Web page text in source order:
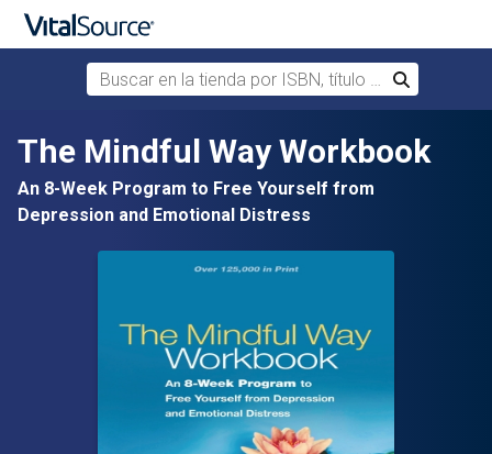
Saltar al contenido principal
Buscar en la tienda por ISBN, título o autor
Buscar
The Mindful Way Workbook
An 8-Week Program to Free Yourself from
Depression and Emotional Distress